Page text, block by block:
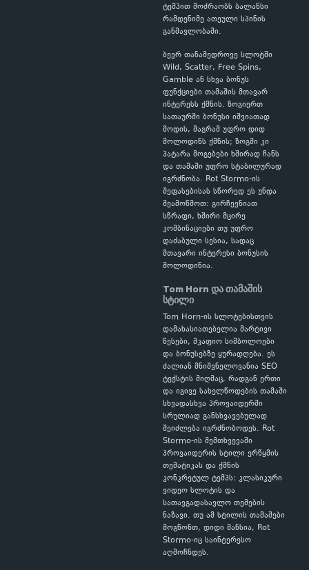
ტემპით მოძრაობს ბალანსი
რამდენიმე ათეული სპინის
განმავლობაში.
ბევრ თანამედროვე სლოტში
Wild, Scatter, Free Spins,
Gamble ან სხვა ბონუს
ფუნქციები თამაშის მთავარ
ინტერესს ქმნის. ზოგიერთ
სათაურში ბონუსი იშვიათად
მოდის, მაგრამ უფრო დიდ
მოლოდინს ქმნის; ზოგში კი
პატარა მოგებები ხშირად ჩანს
და თამაში უფრო სტაბილურად
იგრძნობა. Rot Stormo-ის
შეფასებისას სწორედ ეს უნდა
შეამოწმოთ: გირჩევნიათ
სწრაფი, ხშირი მცირე
კომბინაციები თუ უფრო
დაძაბული სესია, სადაც
მთავარი ინტერესი ბონუსის
მოლოდინია.
Tom Horn და თამაშის
სტილი
Tom Horn-ის სლოტებისთვის
დამახასიათებელია მარტივი
წესები, მკაფიო სიმბოლოები
და ბონუსებზე ყურადღება. ეს
ძალიან მნიშვნელოვანია SEO
ტექსტის მიღმაც, რადგან ერთი
და იგივე სახელწოდების თამაში
სხვადასხვა პროვაიდერში
სრულიად განსხვავებულად
შეიძლება იგრძნობოდეს. Rot
Stormo-ის შემთხვევაში
პროვაიდერის სტილი ერწყმის
თემატიკას და ქმნის
კონკრეტულ ტემპს: კლასიკური
ვიდეო სლოტის და
სათავგადასავლო თემების
ნაზავი. თუ ამ სტილის თამაშები
მოგწონთ, დიდი შანსია, Rot
Stormo-იც საინტერესო
აღმოჩნდეს.